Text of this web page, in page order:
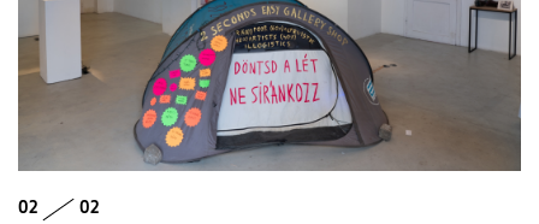
02 02